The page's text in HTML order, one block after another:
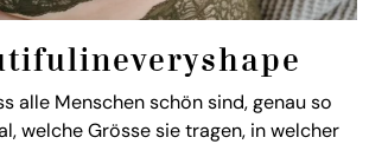
alle Menschen schön sind, genau so
welche Grösse sie tragen, in welcher